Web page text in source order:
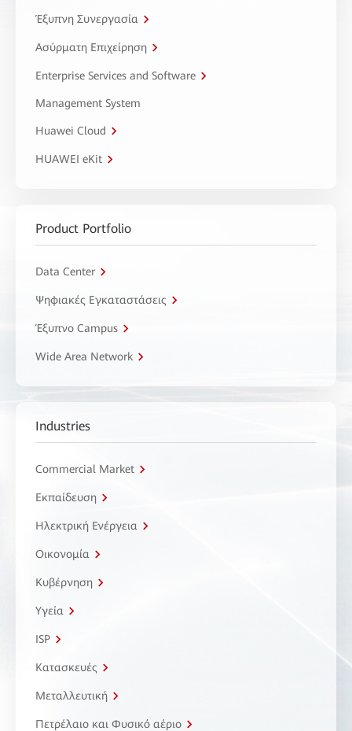
Έξυπνη Συνεργασία
Ασύρματη Επιχείρηση
Enterprise Services and Software
Management System
Huawei Cloud
HUAWEI eKit
Product Portfolio
Data Center
Ψηφιακές Εγκαταστάσεις
Έξυπνο Campus
Wide Area Network
Industries
Commercial Market
Εκπαίδευση
Ηλεκτρική Ενέργεια
Οικονομία
Κυβέρνηση
Υγεία
ISP
Κατασκευές
Μεταλλευτική
Πετρέλαιο και Φυσικό αέριο